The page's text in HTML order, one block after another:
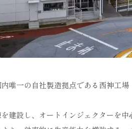
唯一の自社製造拠点である西神工
建設し、オートインジェクターを